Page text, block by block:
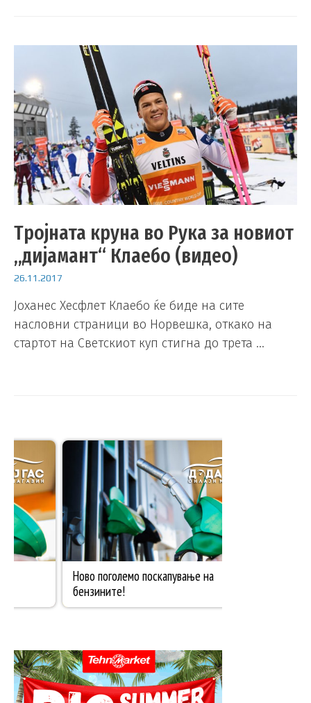
Тројната круна во Рука за новиот
„дијамант“ Клаебо (видео)
26.11.2017
Јоханес Хесфлет Клаебо ќе биде на сите
насловни страници во Норвешка, откако на
стартот на Светскиот куп стигна до трета …